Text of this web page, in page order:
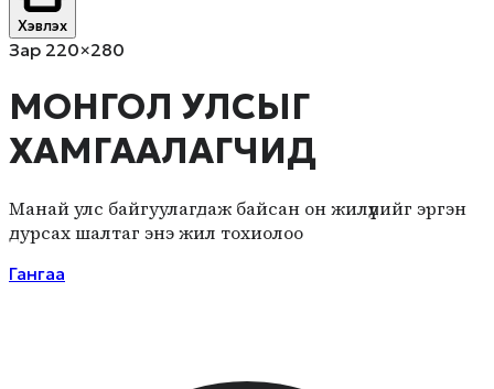
Хэвлэх
Зар 220×280
МОНГОЛ УЛСЫГ
ХАМГААЛАГЧИД
Манай улс байгуулагдаж байсан он жилүүдийг эргэн
дурсах шалтаг энэ жил тохиолоо
Гангаа